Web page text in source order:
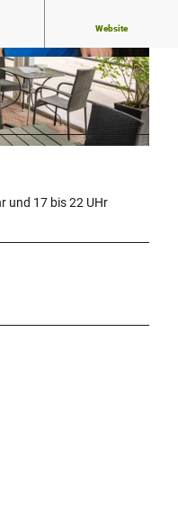
© Teutoburger Wald / LTM GmbH, D. Ketz |
CC-BY-SA
Website
und 17 bis 22 UHr